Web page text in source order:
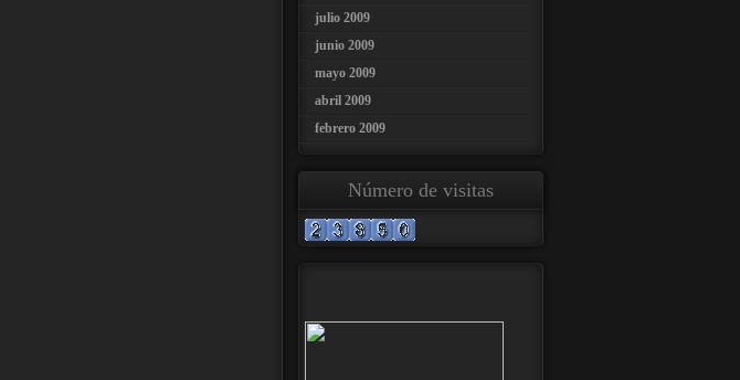
julio 2009
junio 2009
mayo 2009
abril 2009
febrero 2009
Número de visitas